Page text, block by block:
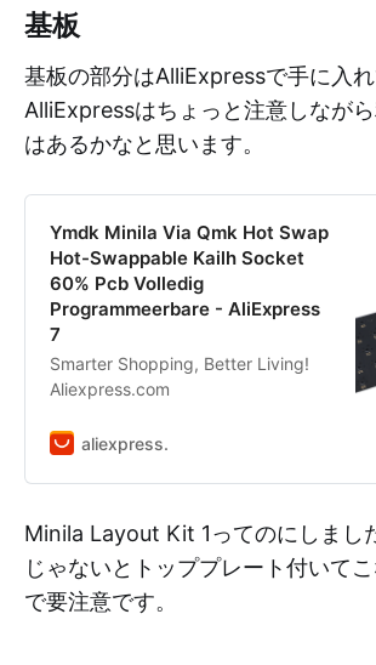
基板
基板の部分はAlliExpressで手に入れ
AlliExpressはちょっと注意しなが
はあるかなと思います。
Ymdk Minila Via Qmk Hot Swap
Hot-Swappable Kailh Socket
60% Pcb Volledig
Programmeerbare - AliExpress
7
Smarter Shopping, Better Living!
Aliexpress.com
aliexpress.
Minila Layout Kit 1ってのにしまし
じゃないとトッププレート付いて
で要注意です。